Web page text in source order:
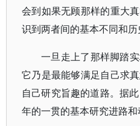
会到如果无顾那样的重大
识到两者间的基本不同和历
一旦走上了那样脚踏
它乃是最能够满足自己求
自己研究旨趣的道路。据
年的一贯的基本研究进路和